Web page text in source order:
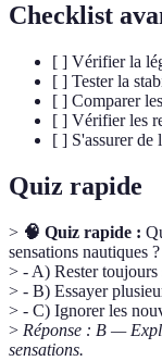
Checklist
[ ] Vérifier la
[ ] Tester la
[ ] Comparer
[ ] Vérifier les
[ ] S'assurer de
Quiz rapide
> 🧠 Quiz rapide :
sensations nautiques ?
> - A) Rester
> - B) Essayer
> - C) Ignorer les
> Réponse : B —
sensations.